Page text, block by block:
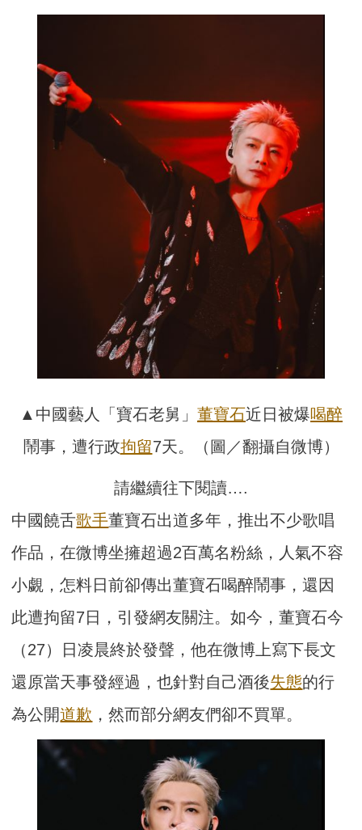
▲中國藝人「寶石老舅」 董寶石近日被爆喝醉
鬧事，遭行政拘留7天。（圖／翻攝自微博）
請繼續往下閱讀….
中國饒舌歌手董寶石出道多年，推出不少歌唱
作品，在微博坐擁超過2百萬名粉絲，人氣不容
小覷，怎料日前卻傳出董寶石喝醉鬧事，還因
此遭拘留7日，引發網友關注。如今，董寶石今
（27）日凌晨終於發聲，他在微博上寫下長文
還原當天事發經過，也針對自己酒後失態的行
為公開道歉 ，然而部分網友們卻不買單。